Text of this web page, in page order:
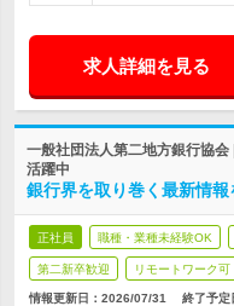
求人詳細を見る
一般社団法人第二地方銀行協
活躍中
銀行界を取り巻く最新情報
正社員 職種・業種未経験OK
第二新卒歓迎 リモートワーク可
情報更新日：2026/07/31 終了予定